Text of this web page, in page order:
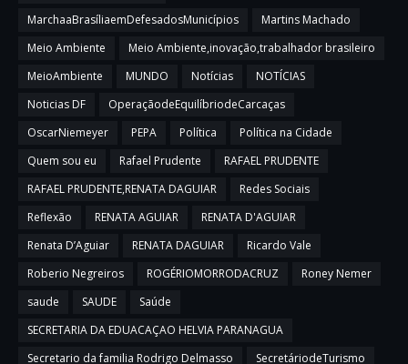
MarchaaBrasíliaemDefesadosMunicípios
Martins Machado
Meio Ambiente
Meio Ambiente,inovação,trabalhador brasileiro
MeioAmbiente
MUNDO Notícias
NOTÍCIAS
Noticias DF
OperaçãodeEquilíbriodeCarcaças
OscarNiemeyer
PEPA Política
Política na Cidade
Quem sou eu
Rafael Prudente
RAFAEL PRUDENTE
RAFAEL PRUDENTE,RENATA DAGUIAR
Redes Sociais
Reflexão
RENATA AGUIAR
RENATA D'AGUIAR
Renata D’Aguiar
RENATA DAGUIAR
Ricardo Vale
Roberio Negreiros
ROGÉRIOMORRODACRUZ
Roney Nemer
saude
SAUDE
Saúde
SECRETARIA DA EDUACAÇAO HELVIA PARANAGUA
Secretario da familia Rodrigo Delmasso
SecretáriodeTurismo